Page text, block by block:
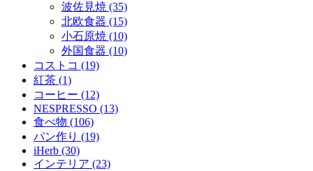
波佐見焼 (35)
北欧食器 (15)
小石原焼 (10)
外国食器 (10)
コストコ (19)
紅茶 (1)
コーヒー (12)
NESPRESSO (13)
食べ物 (106)
パン作り (19)
iHerb (30)
インテリア (23)